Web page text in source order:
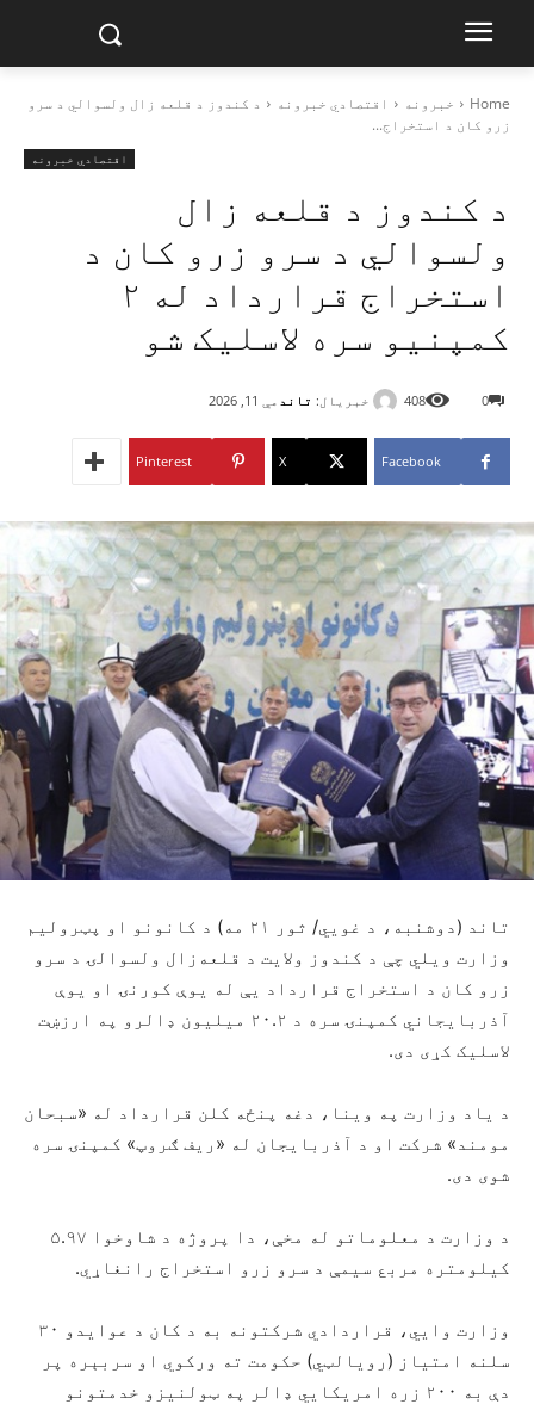
Home خبرونه اقتصادي خبرونه
د کندوز د قلعه زال ولسوالي د سرو
زرو کان د استخراج...
اقتصادي خبرونه
د کندوز د قلعه زال
ولسوالي د سرو زرو کان د
استخراج قرارداد له ۲
کمپنیو سره لاسلیک شو
خبریال: تاند مې 11, 2026 0
408
Facebook
X
Pinterest
تاند (دوشنبه، د غويي/ ثور ۲۱ مه) د کانونو او پټرولیم
وزارت ویلي چې د کندوز ولایت د قلعه‌زال ولسوالۍ د سرو
زرو کان د استخراج قرارداد یې له یوې کورنۍ او یوې
آذربایجاني کمپنۍ سره د ۲۰.۲ میلیون ډالرو په ارزښت
لاسلیک کړی دی.
د یاد وزارت په وینا، دغه پنځه کلن قرارداد له «سبحان
مومند» شرکت او د آذربایجان له «ریف ګروپ» کمپنۍ سره
شوی دی.
د وزارت د معلوماتو له مخې، دا پروژه د شاوخوا ۵.۹۷
کیلومتره مربع سیمې د سرو زرو استخراج رانغاړي.
وزارت وایي، قراردادي شرکتونه به د کان د عوایدو ۳۰
سلنه امتیاز (رویالټي) حکومت ته ورکوي او سربېره پر
دې به ۲۰۰ زره امریکایي ډالر په ټولنیزو خدمتونو